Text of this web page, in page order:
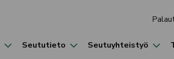
Seututieto Seutuyhteistyö